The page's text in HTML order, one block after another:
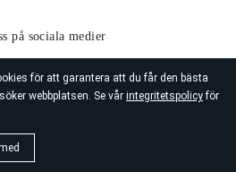
för att garantera att du får den bästa
webbplatsen. Se vår integritetspolicyför
Rustik